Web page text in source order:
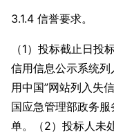
3.1.4 信誉要求。
（1）投标截止日投
信用信息公示系统
用中国”网站列入失
国应急管理部政务
单。（2）投标人未